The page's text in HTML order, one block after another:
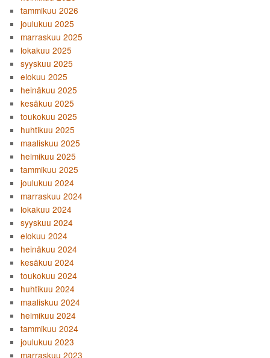
tammikuu 2026
joulukuu 2025
marraskuu 2025
lokakuu 2025
syyskuu 2025
elokuu 2025
heinäkuu 2025
kesäkuu 2025
toukokuu 2025
huhtikuu 2025
maaliskuu 2025
helmikuu 2025
tammikuu 2025
joulukuu 2024
marraskuu 2024
lokakuu 2024
syyskuu 2024
elokuu 2024
heinäkuu 2024
kesäkuu 2024
toukokuu 2024
huhtikuu 2024
maaliskuu 2024
helmikuu 2024
tammikuu 2024
joulukuu 2023
marraskuu 2023